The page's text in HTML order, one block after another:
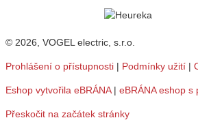
© 2026, VOGEL electric, s.r.o.
Prohlášení o přístupnosti | Podmínky užití |
Eshop vytvořila eBRÁNA| eBRÁNA eshop
Přeskočit na začátek stránky